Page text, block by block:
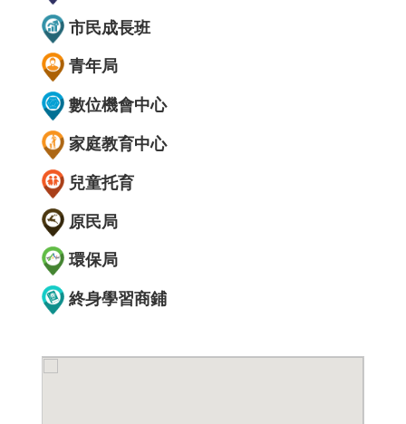
市民成長班
青年局
數位機會中心
家庭教育中心
兒童托育
原民局
環保局
終身學習商鋪